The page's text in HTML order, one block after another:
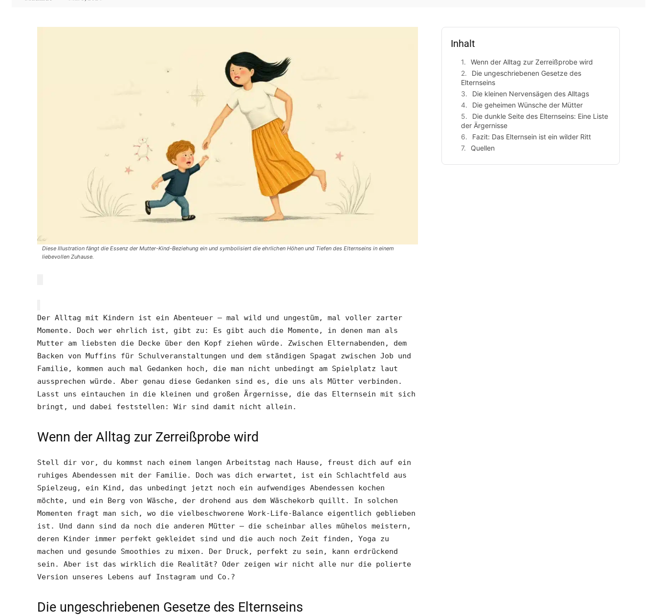
Diese Illustration fängt die Essenz der Mutter-Kind-Beziehung ein und symbolisiert die ehrlichen Höhen und Tiefen des Elternseins in einem
liebevollen Zuhause.
Der Alltag mit Kindern ist ein Abenteuer – mal wild und ungestüm, mal voller zarter
Momente. Doch wer ehrlich ist, gibt zu: Es gibt auch die Momente, in denen man als
Mutter am liebsten die Decke über den Kopf ziehen würde. Zwischen Elternabenden, dem
Backen von Muffins für Schulveranstaltungen und dem ständigen Spagat zwischen Job und
Familie, kommen auch mal Gedanken hoch, die man nicht unbedingt am Spielplatz laut
aussprechen würde. Aber genau diese Gedanken sind es, die uns als Mütter verbinden.
Lasst uns eintauchen in die kleinen und großen Ärgernisse, die das Elternsein mit sich
bringt, und dabei feststellen: Wir sind damit nicht allein.
Wenn der Alltag zur Zerreißprobe wird
Stell dir vor, du kommst nach einem langen Arbeitstag nach Hause, freust dich auf ein
ruhiges Abendessen mit der Familie. Doch was dich erwartet, ist ein Schlachtfeld aus
Spielzeug, ein Kind, das unbedingt jetzt noch ein aufwendiges Abendessen kochen
möchte, und ein Berg von Wäsche, der drohend aus dem Wäschekorb quillt. In solchen
Momenten fragt man sich, wo die vielbeschworene Work-Life-Balance eigentlich geblieben
ist. Und dann sind da noch die anderen Mütter – die scheinbar alles mühelos meistern,
deren Kinder immer perfekt gekleidet sind und die auch noch Zeit finden, Yoga zu
machen und gesunde Smoothies zu mixen. Der Druck, perfekt zu sein, kann erdrückend
sein. Aber ist das wirklich die Realität? Oder zeigen wir nicht alle nur die polierte
Version unseres Lebens auf Instagram und Co.?
Die ungeschriebenen Gesetze des Elternseins
Inhalt
Wenn der Alltag zur Zerreißprobe wird
Die ungeschriebenen Gesetze des
Elternseins
Die kleinen Nervensägen des Alltags
Die geheimen Wünsche der Mütter
Die dunkle Seite des Elternseins: Eine Liste
der Ärgernisse
Fazit: Das Elternsein ist ein wilder Ritt
Quellen